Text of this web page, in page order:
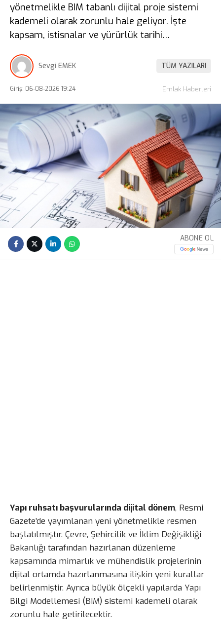
yönetmelikle BIM tabanlı dijital proje sistemi
kademeli olarak zorunlu hale geliyor. İşte
kapsam, istisnalar ve yürürlük tarihi…
Sevgi EMEK TÜM YAZILARI
Giriş: 06-08-2026 19:24 Emlak Haberleri
ABONE OL
Yapı ruhsatı başvurularında dijital dönem, Resmi
Gazete’de yayımlanan yeni yönetmelikle resmen
başlatılmıştır. Çevre, Şehircilik ve İklim Değişikliği
Bakanlığı tarafından hazırlanan düzenleme
kapsamında mimarlık ve mühendislik projelerinin
dijital ortamda hazırlanmasına ilişkin yeni kurallar
belirlenmiştir. Ayrıca büyük ölçekli yapılarda Yapı
Bilgi Modellemesi (BIM) sistemi kademeli olarak
zorunlu hale getirilecektir.